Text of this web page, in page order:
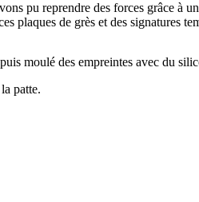
pu reprendre des forces grâce à
plaques de grès et des signatures
moulé des empreintes avec du
patte.